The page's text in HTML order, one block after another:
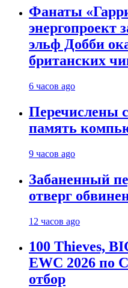
Фанаты
энергопроект
эльф Добби
британских
6 часов ago
Перечислены
память
9 часов ago
Забаненный
отверг
12 часов ago
100 Thieves,
EWC 2026 по
отбор